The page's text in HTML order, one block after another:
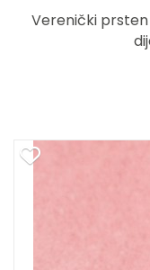
Verenički